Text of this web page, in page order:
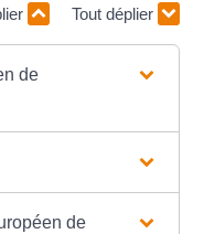
Tout déplier
de
de